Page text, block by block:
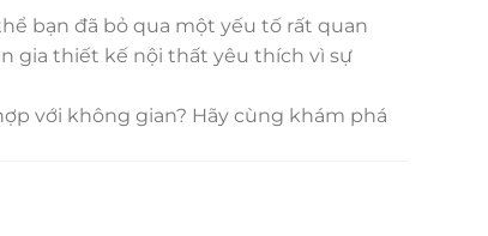
bạn đã bỏ qua một yếu tố rất quan
gia thiết kế nội thất yêu thích vì sự
với không gian? Hãy cùng khám phá